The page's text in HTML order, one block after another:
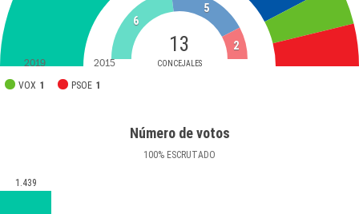
13
CONCEJALES
VOX 1 PSOE 1
6
5
2
2019 2015
Número de votos
100% ESCRUTADO
1.439